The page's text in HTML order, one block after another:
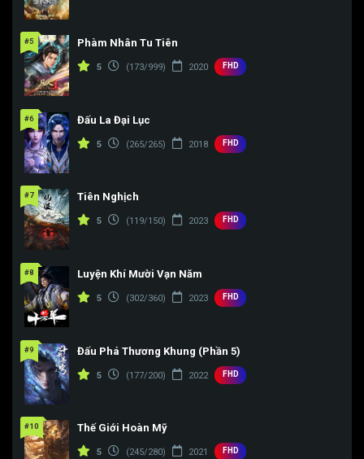
#5 Phàm Nhân Tu Tiên
5 (173/999) 2020 FHD
#6 Đấu La Đại Lục
5 (265/265) 2018 FHD
#7 Tiên Nghịch
5 (119/150) 2023 FHD
#8 Luyện Khí Mười Vạn Năm
5 (302/360) 2023 FHD
#9 Đấu Phá Thương Khung (Phần 5)
5 (177/200) 2022 FHD
#10 Thế Giới Hoàn Mỹ
5 (245/280) 2021 FHD